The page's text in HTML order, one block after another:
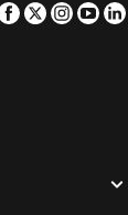
Facebook
Twitter